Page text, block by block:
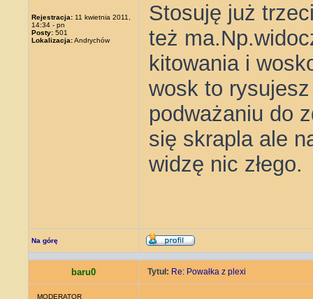
Rejestracja: 11 kwietnia 2011,
14:34 - pn
Posty: 501
Lokalizacja:Andrychów
Stosuję już
też
kitowania i
wosk to
podważaniu do
się skrapla ale
widzę nic złego.
Na górę
baru0 Tytuł: Re: Powałka z plexi
MODERATOR